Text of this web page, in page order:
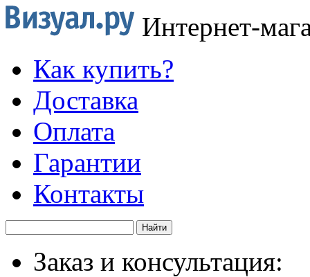
Интернет-
Как купить?
Доставка
Оплата
Гарантии
Контакты
Заказ и консультация: